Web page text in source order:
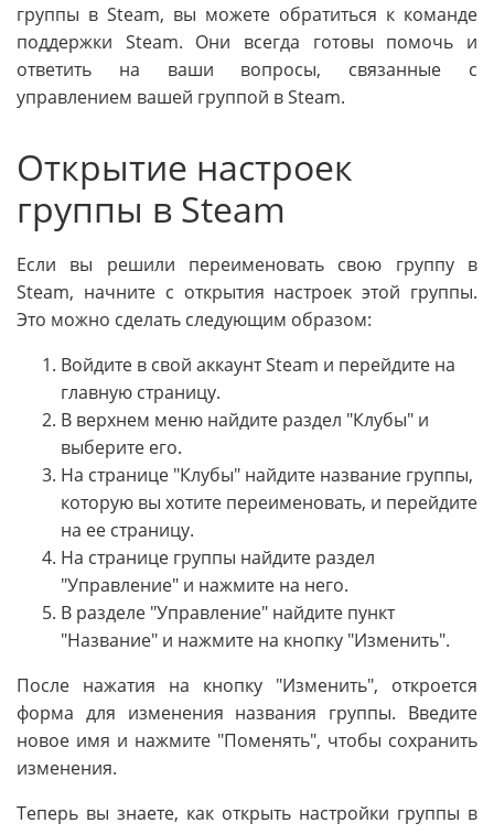
группы в Steam, вы можете обратиться к команде
поддержки Steam. Они всегда готовы помочь и
ответить на ваши вопросы, связанные с
управлением вашей группой в Steam.
Открытие настроек
группы в Steam
Если вы решили переименовать свою группу в
Steam, начните с открытия настроек этой группы.
Это можно сделать следующим образом:
Войдите в свой аккаунт Steam и перейдите на
главную страницу.
В верхнем меню найдите раздел "Клубы" и
выберите его.
На странице "Клубы" найдите название группы,
которую вы хотите переименовать, и перейдите
на ее страницу.
На странице группы найдите раздел
"Управление" и нажмите на него.
В разделе "Управление" найдите пункт
"Название" и нажмите на кнопку "Изменить".
После нажатия на кнопку "Изменить", откроется
форма для изменения названия группы. Введите
новое имя и нажмите "Поменять", чтобы сохранить
изменения.
Теперь вы знаете, как открыть настройки группы в